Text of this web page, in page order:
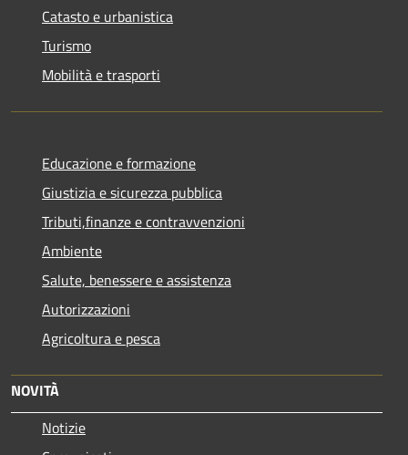
Catasto e urbanistica
Turismo
Mobilità e trasporti
Educazione e formazione
Giustizia e sicurezza pubblica
Tributi,finanze e contravvenzioni
Ambiente
Salute, benessere e assistenza
Autorizzazioni
Agricoltura e pesca
NOVITÀ
Notizie